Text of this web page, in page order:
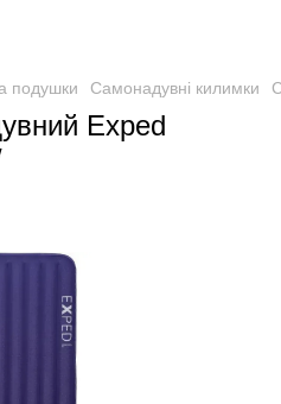
подушки Самонадувні килимки
Exped